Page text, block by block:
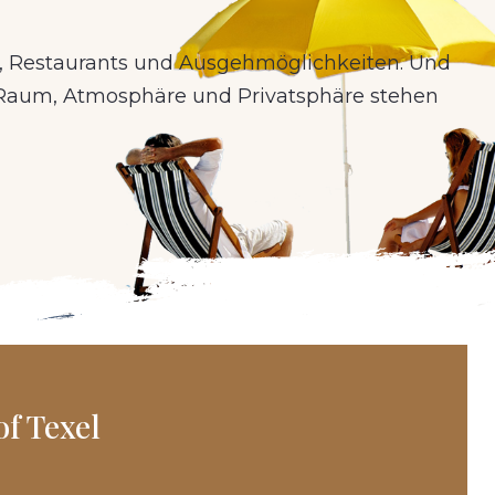
und Ausgehmöglichkeiten. Und
Atmosphäre und Privatsphäre stehen
Texel